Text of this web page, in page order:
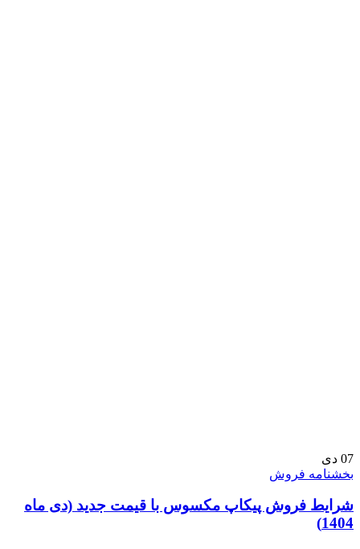
07 دی
بخشنامه فروش
شرایط فروش پیکاپ مکسوس با قیمت جدید (دی ماه
1404)